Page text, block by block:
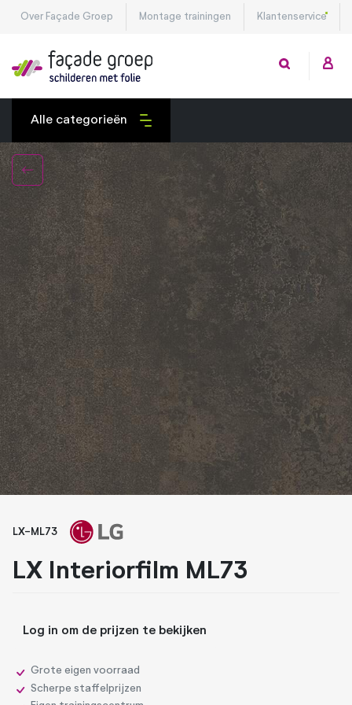
Over Façade Groep Montage trainingen Klantenservice
Alle categorieën
Exterieurfolies
Interieurfolies
Montagetools
Privacy folies
Veiligheidsfolies
Whiteboard folies
Zonwerende folies
LX-ML73
LX Interiorfilm ML73
Log in om de prijzen te bekijken
Grote eigen voorraad
Scherpe staffelprijzen